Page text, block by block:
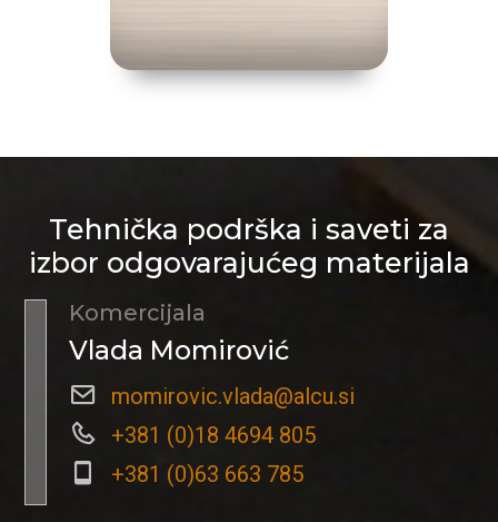
Tehnička podrška i saveti za
izbor odgovarajućeg materijala
Komercijala
Vlada Momirović
momirovic.vlada@alcu.si
+381 (0)18 4694 805
+381 (0)63 663 785